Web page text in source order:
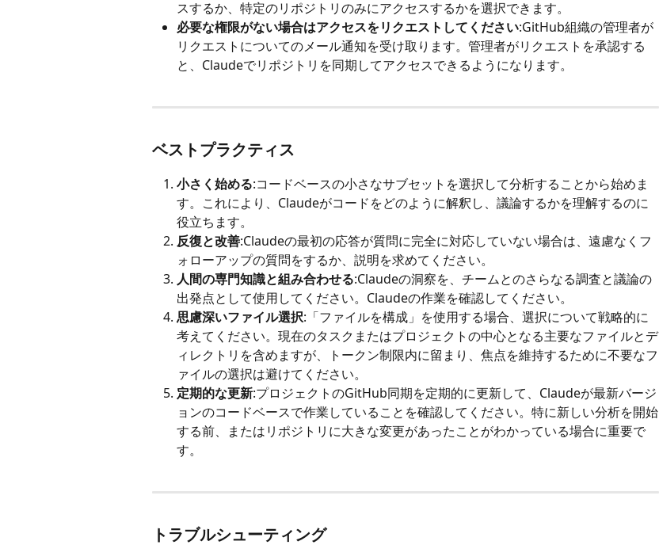
スするか、特定のリポジトリのみにアクセスするかを選択できます。
必要な権限がない場合はアクセスをリクエストしてください:GitHub組織の管理者が
リクエストについてのメール通知を受け取ります。管理者がリクエストを承認する
と、Claudeでリポジトリを同期してアクセスできるようになります。
ベストプラクティス
小さく始める:コードベースの小さなサブセットを選択して分析することから始めま
す。これにより、Claudeがコードをどのように解釈し、議論するかを理解するのに
役立ちます。
反復と改善:Claudeの最初の応答が質問に完全に対応していない場合は、遠慮なくフ
ォローアップの質問をするか、説明を求めてください。
人間の専門知識と組み合わせる:Claudeの洞察を、チームとのさらなる調査と議論の
出発点として使用してください。Claudeの作業を確認してください。
思慮深いファイル選択:「ファイルを構成」を使用する場合、選択について戦略的に
考えてください。現在のタスクまたはプロジェクトの中心となる主要なファイルとデ
ィレクトリを含めますが、トークン制限内に留まり、焦点を維持するために不要なフ
ァイルの選択は避けてください。
定期的な更新:プロジェクトのGitHub同期を定期的に更新して、Claudeが最新バージ
ョンのコードベースで作業していることを確認してください。特に新しい分析を開始
する前、またはリポジトリに大きな変更があったことがわかっている場合に重要で
す。
トラブルシューティング